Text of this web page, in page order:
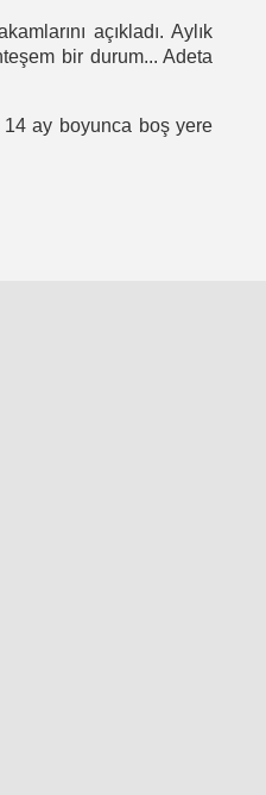
açıkladı. Aylık
bir durum... Adeta
ay boyunca boş yere